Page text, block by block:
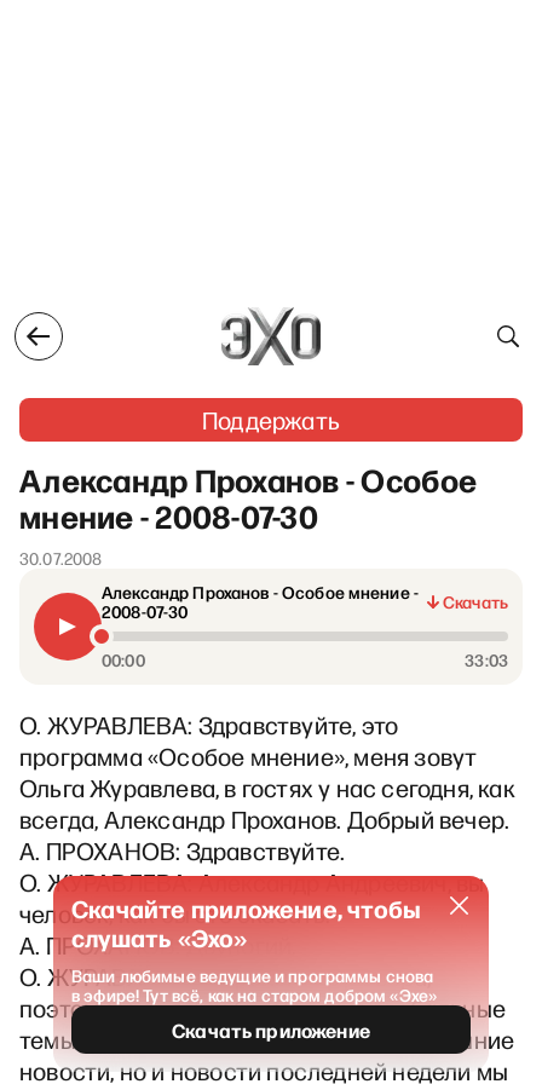
Поддержать
Александр Проханов - Особое
мнение - 2008-07-30
30.07.2008
Александр Проханов - Особое мнение -
2008-07-30
Скачать
00:00 33:03
О. ЖУРАВЛЕВА: Здравствуйте, это
программа «Особое мнение», меня зовут
Ольга Журавлева, в гостях у нас сегодня, как
всегда, Александр Проханов. Добрый вечер.
А. ПРОХАНОВ: Здравствуйте.
О. ЖУРАВЛЕВА: Александр Андреевич, вы
человек, как бы это сказать.
А. ПРОХАНОВ: Двуногий.
О. ЖУРАВЛЕВА: Широкого кругозора,
поэтому мы с вами будем такие глобальные
темы все последние, не только сегодняшние
новости, но и новости последней недели мы
Скачайте приложение, чтобы
слушать «Эхо»
Ваши любимые ведущие и программы снова
в эфире! Тут всё, как на старом добром «Эхе»
Скачать приложение